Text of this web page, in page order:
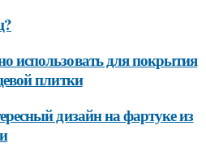
использовать для покрытия
плитки
дизайн на фартуке из